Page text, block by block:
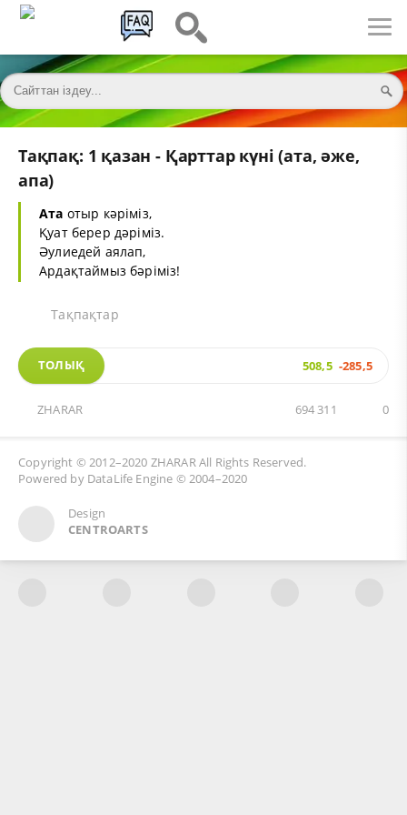
Тақпақ: 1 қазан - Қарттар күні (ата, әже,
апа)
Ата отыр кәріміз,
Қуат берер дәріміз.
Әулиедей аялап,
Ардақтаймыз бәріміз!
Тақпақтар
ТОЛЫҚ 508,5 -285,5
ZHARAR 0
694 311
Copyright © 2012–2020 ZHARARAll Rights Reserved.
Powered by DataLife Engine © 2004–2020
Design
CENTROARTS